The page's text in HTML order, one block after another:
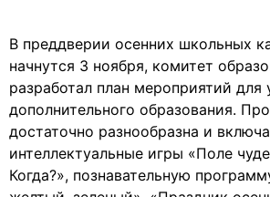
В преддверии осенних школьных
начнутся 3 ноября, комитет
разработал план мероприятий для
дополнительного образования.
достаточно разнообразна и
интеллектуальные игры «Поле
Когда?», познавательную